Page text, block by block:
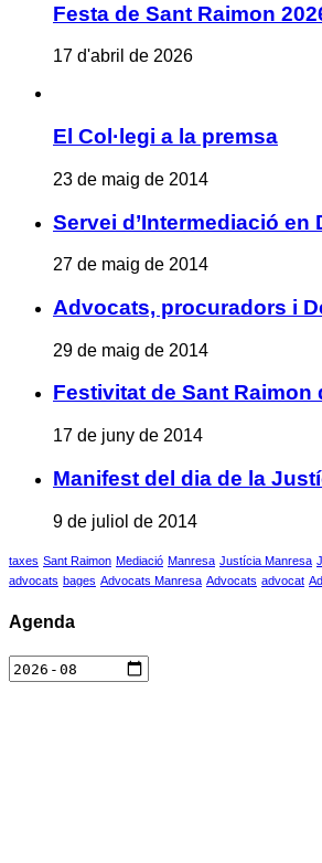
Festa de Sant Raimon
17 d'abril de 2026
El Col·legi a la premsa
23 de maig de 2014
Servei d’Intermediació en
27 de maig de 2014
Advocats, procuradors i
29 de maig de 2014
Festivitat de Sant Raimon
17 de juny de 2014
Manifest del dia de la
9 de juliol de 2014
taxes Sant Raimon Mediació Manresa Justícia Manresa
advocats bages Advocats Manresa Advocats advocat
Agenda